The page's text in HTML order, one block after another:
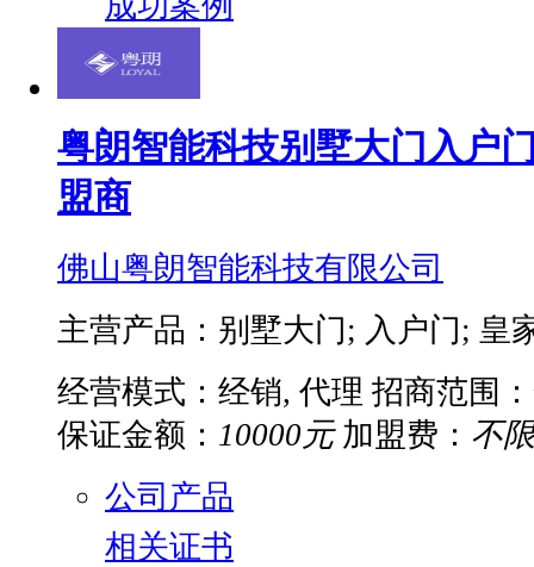
粤朗智能科技别墅大门入户
盟商
佛山粤朗智能科技有限公司
主营产品：别墅大门; 入户门; 皇
经营模式：经销, 代理 招商范围
保证金额： 10000元 加盟费： 不限
公司产品
相关证书